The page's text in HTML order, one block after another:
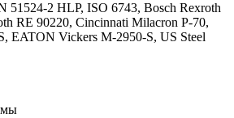
51524-2 HLP, ISO 6743, Bosch Rexroth
RE 90220, Cincinnati Milacron P-70,
EATON Vickers M-2950-S, US Steel